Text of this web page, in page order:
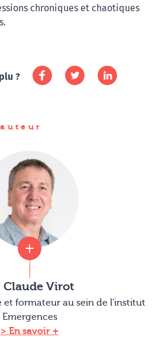
chroniques et chaotiques
?
Claude Virot
et formateur au sein de l'institut
Emergences
En savoir +